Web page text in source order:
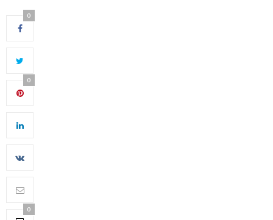
0
0
0